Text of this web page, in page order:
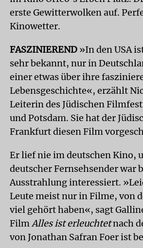
erste Gewitterwolken auf.
Kinowetter.
FASZINIEREND »In den USA
sehr bekannt, nur in
einer etwas über ihre
Lebensgeschichte«, erzählt
Leiterin des Jüdischen
und Potsdam. Sie hat der
Frankfurt diesen Film
Er lief nie im deutschen Kino,
deutscher Fernsehsender war
Ausstrahlung interessiert.
Leute meist nur in Filme, von
viel gehört haben«, sagt
FilmAlles ist erleuchtetnach
von Jonathan Safran Foer ist